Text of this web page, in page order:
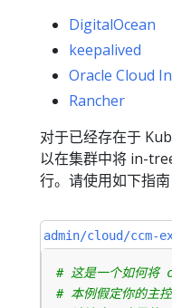
DigitalOcean
keepalived
Oracle Cloud
Rancher
对于已经存在于
以在集群中将 in-
行。请使用如下指南
admin/cloud/ccm-
# 这是一个如何将
# 本例假定你的